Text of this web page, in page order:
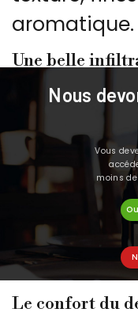
aromatique.
Une belle
Ce jambon
graisse
muscles.
est
car elle
saveur à la
Le confort du
Nous
Vous
moins